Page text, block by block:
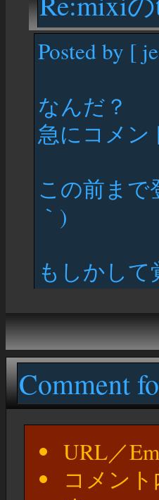
Posted by [
なんだ？
急にコメン
この前まで
｀)
もしかし
Comment
URL／
コメン